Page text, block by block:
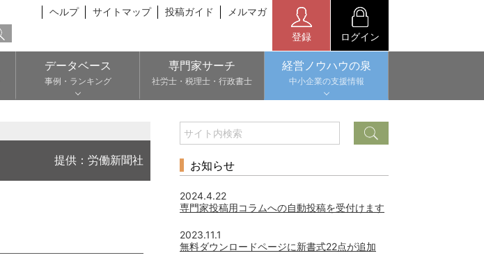
ヘルプ サイトマップ 投稿ガイド メルマガ
登録 ログイン
データベース
事例・ランキング
専門家サーチ
社労士・税理士・行政書士
経営ノウハウの泉
中小企業の支援情報
提供：労働新聞社 お知らせ
2024.4.22
専門家投稿用コラムへの自動投稿を受付けます
2023.11.1
無料ダウンロードページに新書式22点が追加